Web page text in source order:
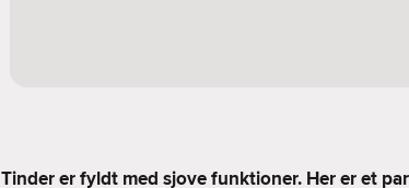
Tinder er fyldt med sjove funktioner. Her er et